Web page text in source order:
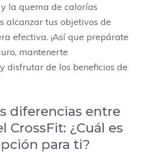
la quema de calorías
alcanzar tus objetivos de
efectiva. ¡Así que prepárate
mantenerte
disfrutar de los beneficios de
diferencias entre
CrossFit: ¿Cuál es
para ti?